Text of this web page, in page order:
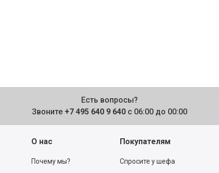
Есть вопросы?
Звоните +7 495 640 9 640 с 06:00 до 00:00
О нас
Почему мы?
Покупателям
Спросите у шефа